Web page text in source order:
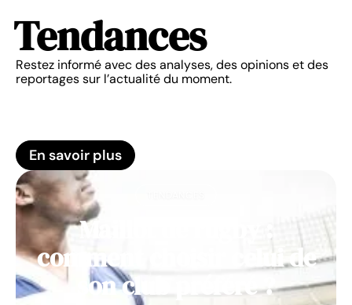
Tendances
Restez informé avec des analyses, des opinions et des
reportages sur l’actualité du moment.
En savoir plus
Maillot de rugby :
comment choisir celui de
son club préféré ?